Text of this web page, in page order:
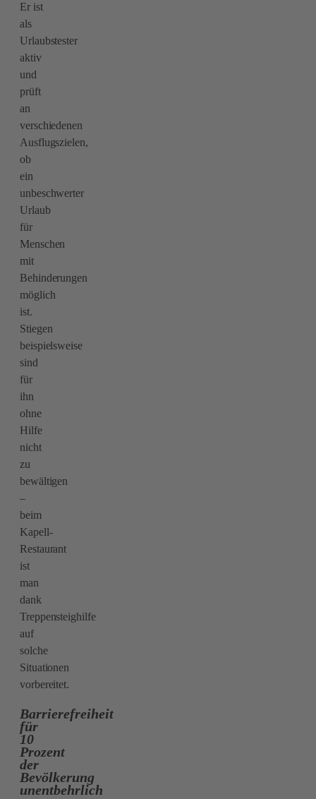
Er ist
als
Urlaubstester
aktiv
und
prüft
an
verschiedenen
Ausflugszielen,
ob
ein
unbeschwerter
Urlaub
für
Menschen
mit
Behinderungen
möglich
ist.
Stiegen
beispielsweise
sind
für
ihn
ohne
Hilfe
nicht
zu
bewältigen
–
beim
Kapell-
Restaurant
ist
man
dank
Treppensteighilfe
auf
solche
Situationen
vorbereitet.
Barrierefreiheit
für
10
Prozent
der
Bevölkerung
unentbehrlich